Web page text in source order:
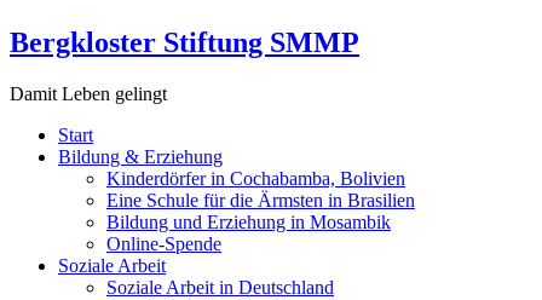
Bergkloster Stiftung SMMP
Damit Leben gelingt
Start
Bildung & Erziehung
Kinderdörfer in Cochabamba, Bolivien
Eine Schule für die Ärmsten in Brasilien
Bildung und Erziehung in Mosambik
Online-Spende
Soziale Arbeit
Soziale Arbeit in Deutschland